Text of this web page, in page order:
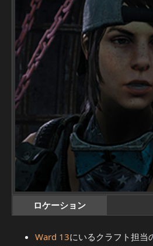
ロケーション
Ward 13にいるクラフト担当